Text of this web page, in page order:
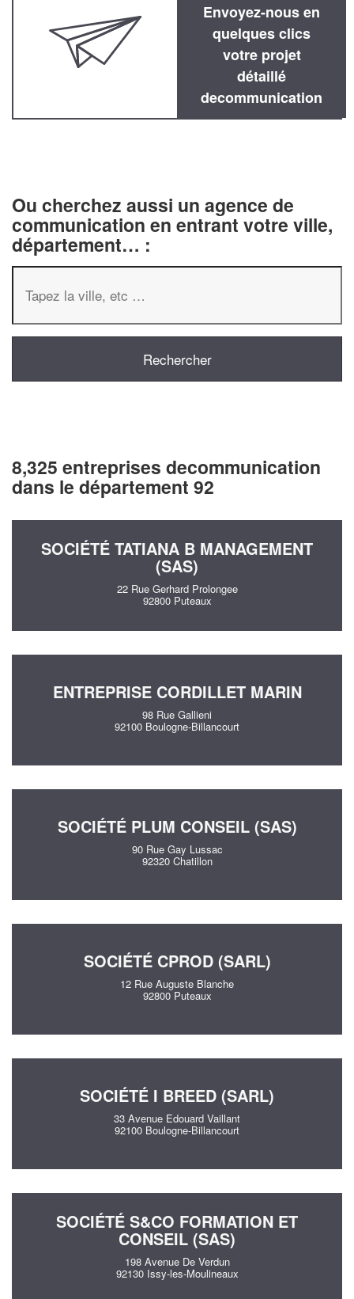
Envoyez-nous en
quelques clics
votre projet
détaillé
decommunication
Ou cherchez aussi un agence de
communication en entrant votre ville,
département… :
8,325 entreprises decommunication
dans le département 92
SOCIÉTÉ TATIANA B MANAGEMENT
(SAS)
22 Rue Gerhard Prolongee
92800 Puteaux
ENTREPRISE CORDILLET MARIN
98 Rue Gallieni
92100 Boulogne-Billancourt
SOCIÉTÉ PLUM CONSEIL (SAS)
90 Rue Gay Lussac
92320 Chatillon
SOCIÉTÉ CPROD (SARL)
12 Rue Auguste Blanche
92800 Puteaux
SOCIÉTÉ I BREED (SARL)
33 Avenue Edouard Vaillant
92100 Boulogne-Billancourt
SOCIÉTÉ S&CO FORMATION ET
CONSEIL (SAS)
198 Avenue De Verdun
92130 Issy-les-Moulineaux